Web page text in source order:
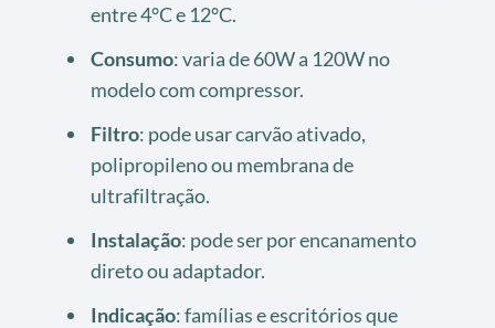
entre 4°C e 12°C.
Consumo: varia de 60W a 120W no
modelo com compressor.
Filtro: pode usar carvão ativado,
polipropileno ou membrana de
ultrafiltração.
Instalação: pode ser por encanamento
direto ou adaptador.
Indicação: famílias e escritórios que